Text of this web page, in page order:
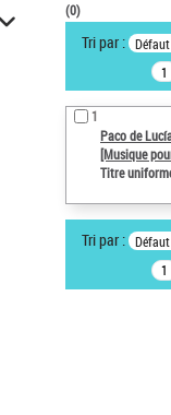
VOTRE
Recherche
notices
Œuvres liées à
Paco de
Type de notice
Sauvegarder
AFFINER
(0)
Tri par : Défaut
1
Paco de
[Musique
Titre
Tri par : Défaut